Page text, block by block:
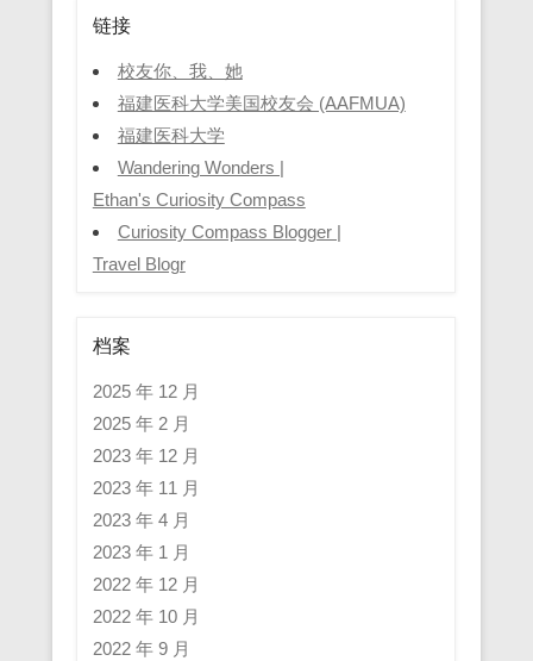
链接
校友你、我、她
福建医科大学美国校友会 (AAFMUA)
福建医科大学
Wandering Wonders |
Ethan's Curiosity Compass
Curiosity Compass Blogger |
Travel Blogr
档案
2025 年 12 月
2025 年 2 月
2023 年 12 月
2023 年 11 月
2023 年 4 月
2023 年 1 月
2022 年 12 月
2022 年 10 月
2022 年 9 月